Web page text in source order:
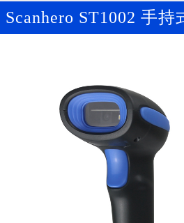
Scanhero ST1002 手持